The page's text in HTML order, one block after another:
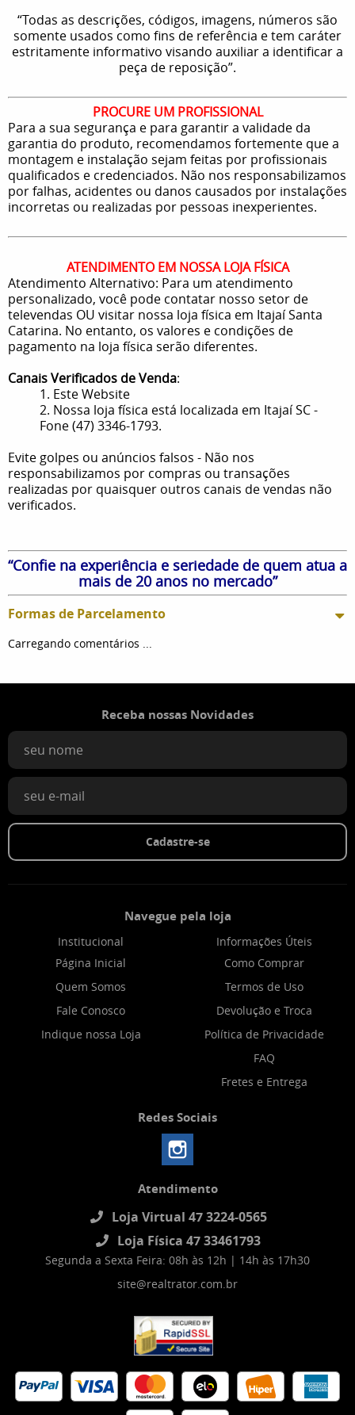
“Todas as descrições, códigos, imagens, números são
somente usados como fins de referência e tem caráter
estritamente informativo visando auxiliar a identificar a
peça de reposição”.
PROCURE UM PROFISSIONAL
Para a sua segurança e para garantir a validade da
garantia do produto, recomendamos fortemente que a
montagem e instalação sejam feitas por profissionais
qualificados e credenciados. Não nos responsabilizamos
por falhas, acidentes ou danos causados por instalações
incorretas ou realizadas por pessoas inexperientes.
ATENDIMENTO EM NOSSA LOJA FÍSICA
Atendimento Alternativo: Para um atendimento
personalizado, você pode contatar nosso setor de
televendas OU visitar nossa loja física em Itajaí Santa
Catarina. No entanto, os valores e condições de
pagamento na loja física serão diferentes.
Canais Verificados de Venda:
1. Este Website
2. Nossa loja física está localizada em Itajaí SC -
Fone (47) 3346-1793.
Evite golpes ou anúncios falsos - Não nos
responsabilizamos por compras ou transações
realizadas por quaisquer outros canais de vendas não
verificados.
“Confie na experiência e seriedade de quem atua a
mais de 20 anos no mercado”
Formas de Parcelamento
Carregando comentários ...
Receba nossas Novidades
Cadastre-se
Navegue pela loja
Institucional
Página Inicial
Quem Somos
Fale Conosco
Indique nossa Loja
Informações Úteis
Como Comprar
Termos de Uso
Devolução e Troca
Política de Privacidade
FAQ
Fretes e Entrega
Redes Sociais
Atendimento
Loja Virtual 47 3224-0565
Loja Física 47 33461793
Segunda a Sexta Feira: 08h às 12h | 14h às 17h30
site@realtrator.com.br